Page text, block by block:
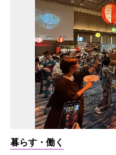
暮らす・働く